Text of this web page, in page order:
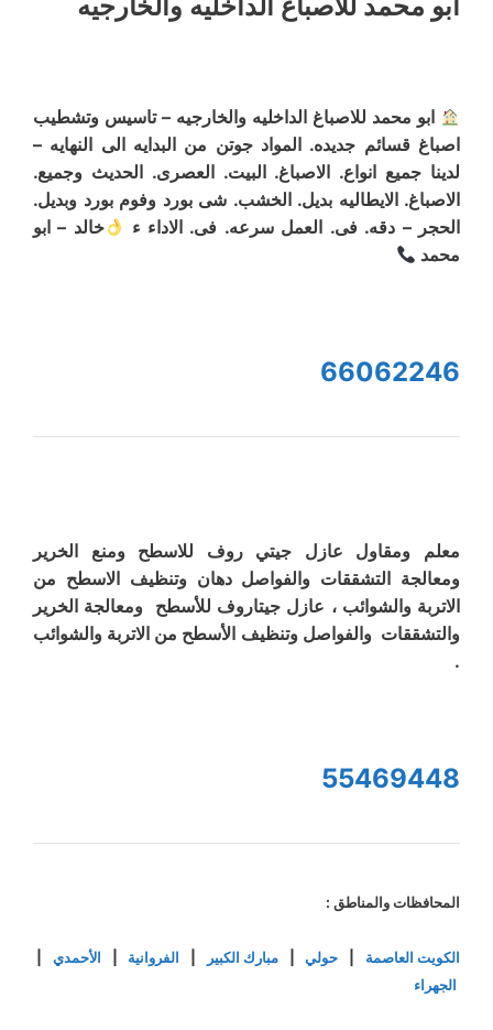
ابو محمد للاصباغ الداخليه والخارجيه – تاسيس وتشطيب
اصباغ قسائم جديده. المواد جوتن من البدايه الى النهايه –
لدينا جميع انواع. الاصباغ. البيت. العصرى. الحديث وجميع.
الاصباغ. الايطاليه بديل. الخشب. شى بورد وفوم بورد وبديل.
الحجر – دقه. فى. العمل سرعه. فى. الاداء ء
خالد – ابو
محمد
66062246
معلم ومقاول عازل جيتي روف للاسطح ومنع الخرير
ومعالجة التشققات والفواصل دهان وتنظيف الاسطح من
الاتربة والشوائب ، عازل جيتاروف للأسطح ومعالجة الخرير
والتشققات والفواصل وتنظيف الأسطح من الاتربة والشوائب
.
55469448
المحافظات والمناطق :
الكويت العاصمة حولي|مبارك الكبير الفروانية الأحمدي
الجهراء